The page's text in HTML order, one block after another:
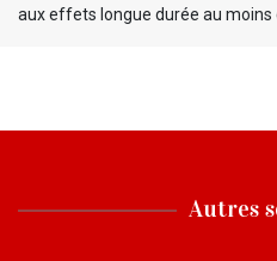
aux effets longue durée au moins
Autres